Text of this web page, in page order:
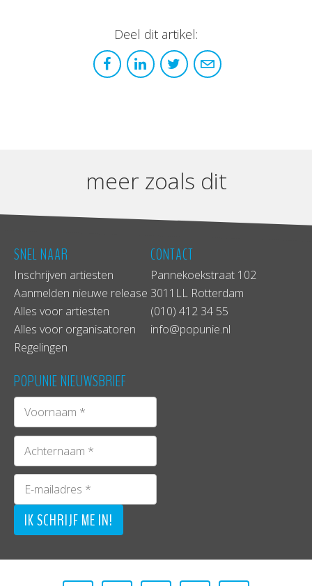
Deel dit artikel:
meer zoals dit
SNEL NAAR
Inschrijven artiesten
Aanmelden nieuwe release
Alles voor artiesten
Alles voor organisatoren
Regelingen
CONTACT
Pannekoekstraat 102
3011LL Rotterdam
(010) 412 34 55
info@popunie.nl
POPUNIE NIEUWSBRIEF